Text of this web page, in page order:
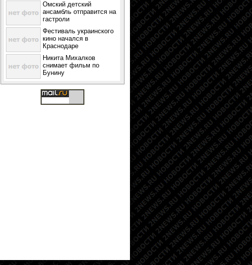
Омский детский
ансамбль отправится на
гастроли
Фестиваль украинского
кино начался в
Краснодаре
Никита Михалков
снимает фильм по
Бунину